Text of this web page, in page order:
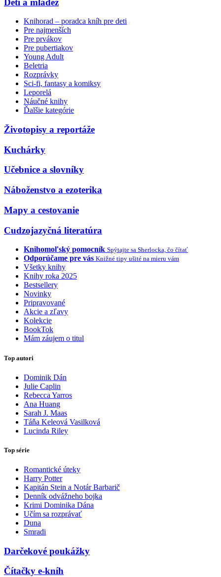
Knihorad – poradca kníh pre deti
Pre najmenších
Pre prvákov
Pre pubertiakov
Young Adult
Beletria
Rozprávky
Sci-fi, fantasy a komiksy
Leporelá
Náučné knihy
Ďalšie kategórie
Životopisy a reportáže
Kuchárky
Učebnice a slovníky
Náboženstvo a ezoterika
Mapy a cestovanie
Cudzojazyčná literatúra
Knihomoľský pomocník Spýtajte sa Sherlocka, čo čítať
Odporúčame pre vás Knižné tipy ušité na mieru vám
Všetky knihy
Knihy roka 2025
Bestsellery
Novinky
Pripravované
Akcie a zľavy
Kolekcie
BookTok
Mám záujem o titul
Top autori
Dominik Dán
Julie Caplin
Rebecca Yarros
Ana Huang
Sarah J. Maas
Táňa Keleová Vasilková
Lucinda Riley
Top série
Romantické úteky
Harry Potter
Kapitán Stein a Notár Barbarič
Denník odvážneho bojka
Krimi Dominika Dána
Učím sa rozprávať
Duna
Smradi
Darčekové poukážky
Čítačky e-kníh